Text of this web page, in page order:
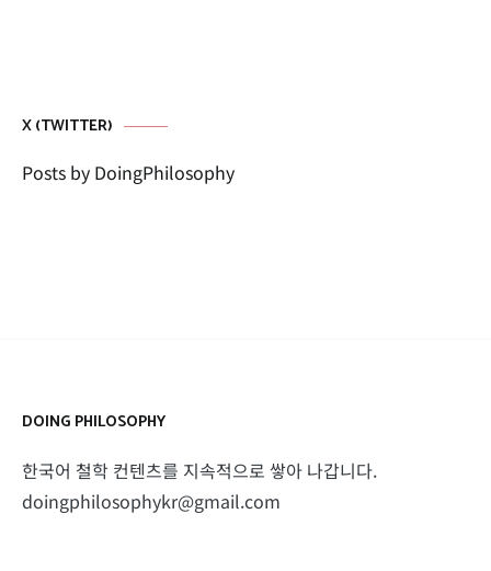
X (TWITTER)
Posts by DoingPhilosophy
DOING PHILOSOPHY
한국어 철학 컨텐츠를 지속적으로 쌓아 나갑니다.
doingphilosophykr@gmail.com